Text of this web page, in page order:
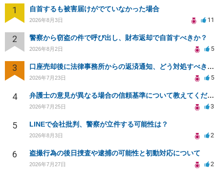
1 自首するも被害届けがでていなかった場合
2026年8月3日 11
2 警察から窃盗の件で呼び出し、財布返却で自首すべきか？
2026年8月2日 5
3 口座売却後に法律事務所からの返済通知、どう対処すべきか？
2026年7月23日 5
4 弁護士の意見が異なる場合の信頼基準について教えてください
2026年7月25日 3
5 LINEで会社批判、警察が立件する可能性は？
2026年8月3日 2
6 盗撮行為の後日捜査や逮捕の可能性と初動対応について
2026年7月27日 2